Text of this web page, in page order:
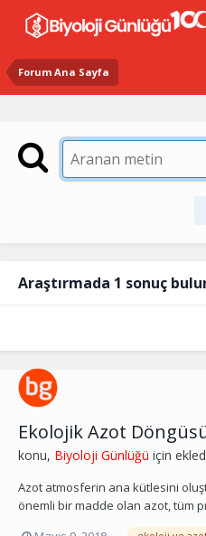
Forum Ana Sayfa
Araştırmada 1 sonuç
Ekolojik Azot
konu, Biyoloji Günlüğü için
Azot atmosferin ana kütlesini
önemli bir madde olan azot, tüm
temelini oluşturur. Ancak azot